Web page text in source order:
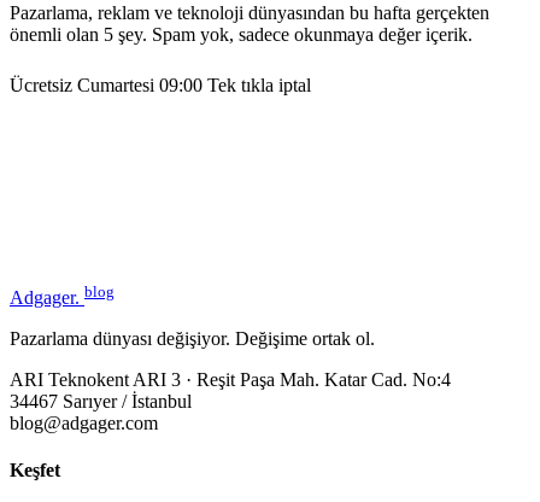
Pazarlama, reklam ve teknoloji dünyasından bu hafta gerçekten
önemli olan 5 şey. Spam yok, sadece okunmaya değer içerik.
Ücretsiz Cumartesi 09:00 Tek tıkla iptal
Adgager. blog
Pazarlama dünyası değişiyor. Değişime ortak ol.
ARI Teknokent ARI 3 · Reşit Paşa Mah. Katar Cad. No:4
34467 Sarıyer / İstanbul
blog@adgager.com
Keşfet